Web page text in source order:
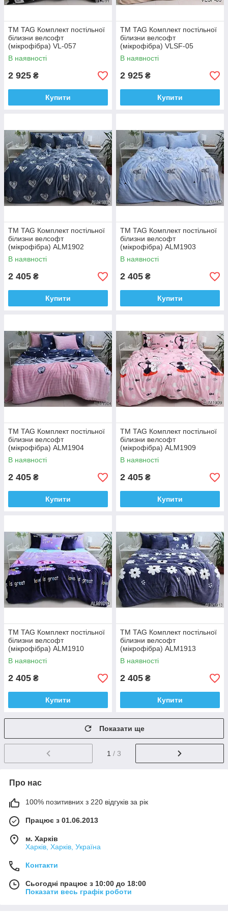
ТМ TAG Комплект постільної
білизни велсофт
(мікрофібра) VL-057
В наявності
2 925 ₴
Купити
ТМ TAG Комплект постільної
білизни велсофт
(мікрофібра) VLSF-05
В наявності
2 925 ₴
Купити
ТМ TAG Комплект постільної
білизни велсофт
(мікрофібра) ALM1902
В наявності
2 405 ₴
Купити
ТМ TAG Комплект постільної
білизни велсофт
(мікрофібра) ALM1903
В наявності
2 405 ₴
Купити
ТМ TAG Комплект постільної
білизни велсофт
(мікрофібра) ALM1904
В наявності
2 405 ₴
Купити
ТМ TAG Комплект постільної
білизни велсофт
(мікрофібра) ALM1909
В наявності
2 405 ₴
Купити
ТМ TAG Комплект постільної
білизни велсофт
(мікрофібра) ALM1910
В наявності
2 405 ₴
Купити
ТМ TAG Комплект постільної
білизни велсофт
(мікрофібра) ALM1913
В наявності
2 405 ₴
Купити
Показати ще
1 / 3
Про нас
100% позитивних з 220 відгуків за рік
Працює з 01.06.2013
м. Харків
Харків, Харків, Україна
Контакти
Сьогодні працює з 10:00 до 18:00
Показати весь графік роботи